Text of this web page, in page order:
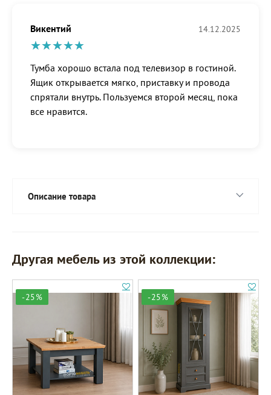
Викентий 14.12.2025
Тумба хорошо встала под телевизор в гостиной.
Ящик открывается мягко, приставку и провода
спрятали внутрь. Пользуемся второй месяц, пока
все нравится.
Описание товара
Другая мебель из этой коллекции:
-25% -25%